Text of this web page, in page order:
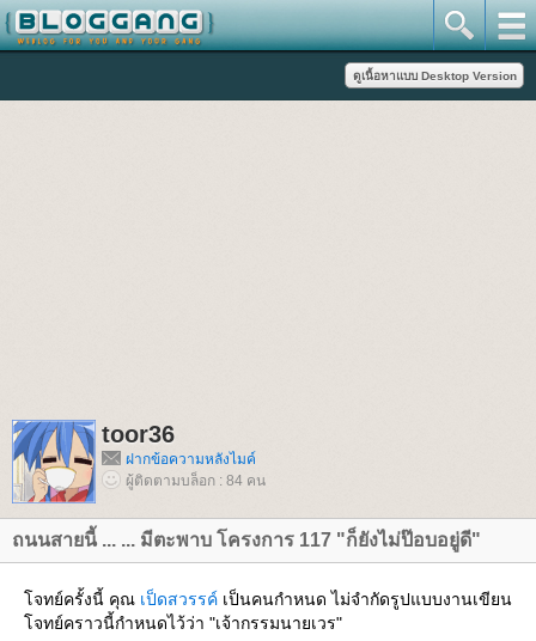
toor36
ฝากข้อความหลังไมค์
ผู้ติดตามบล็อก : 84 คน
ถนนสายนี้ ... ... มีตะพาบ โครงการ 117 "ก็ยังไม่ป๊อบอยู่ดี"
จทย์ครั้งนี้ คุณ เป็ดสวรรค์ เป็นคนกำหนด ไม่จำกัดรูปแบบงานเขียน
จทย์คราวนี้กำหนดไว้ว่า "เจ้ากรรมนายเวร"